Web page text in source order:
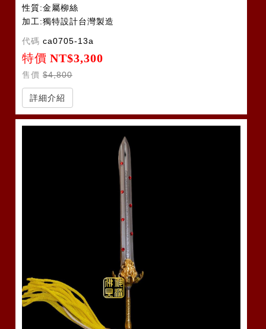
性質:金屬柳絲
加工:獨特設計台灣製造
代碼 ca0705-13a
特價 NT$3,300
售價 $4,800
詳細介紹